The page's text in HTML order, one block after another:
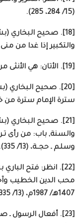
(15/ 284، 285).
[18]. صحيح البخاري
والتكبير إذا غدا من منى إلى عرفة،
[19]. الأتان: هي الأنثى من الحمر.
[20]. صحيح البخاري
سترة الإمام سترة من خلفه، (1/
[21]. صحيح البخاري
والسنة, باب: من رأى
وسلـم ـ حجــة، (13/ 335)، رقم (7355).
[22]. انظر: فتح
1407هـ/ 1987م، (13/ 335).
[23]. أفعال الرسول ـ